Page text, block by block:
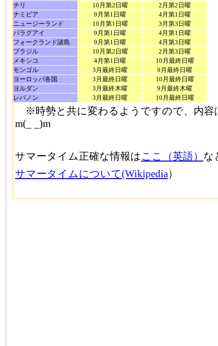
チリ
10月第2日曜
2月第2日曜
ナミビア
9月第1日曜
4月第1日曜
ニュージーランド
10月第1日曜
3月第3日曜
パラグアイ
9月第1日曜
4月第1日曜
フォークランド諸島
9月第1日曜
4月第3日曜
ブラジル
10月第2日曜
2月第3日曜
メキシコ
4月第1日曜
10月最終日曜
モンゴル
3月最終日曜
9月最終日曜
ヨーロッパ各国
3月最終日曜
10月最終日曜
ヨルダン
3月最終木曜
9月最終木曜
レバノン
3月最終日曜 10月最終日曜
※時勢と共に変わるようですので、内容
m(_ _)m
サマータイム正確な情報はここ（英語） な
サマータイムについて(Wikipedia）